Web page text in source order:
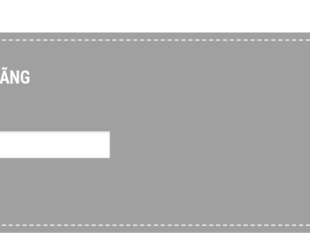
rửa chén SMV4ECX21E Serie 4 mà nhà sản